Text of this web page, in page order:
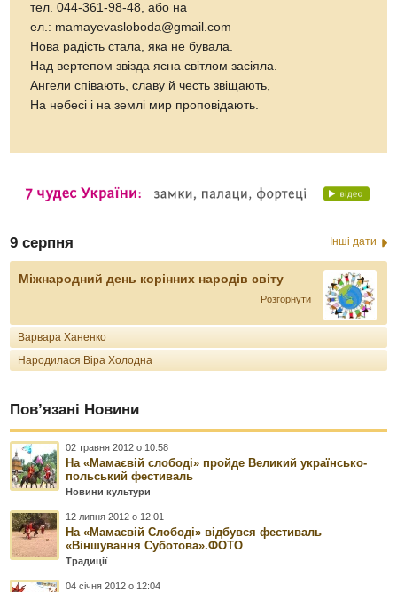
тел. 044-361-98-48, або на
ел.: mamayevasloboda@gmail.com
Нова радість стала, яка не бувала.
Над вертепом звізда ясна світлом засіяла.
Ангели співають, славу й честь звіщають,
На небесі і на землі мир проповідають.
9 серпня Інші дати
Міжнародний день корінних народів світу
Розгорнути
Варвара Ханенко
Народилася Віра Холодна
Пов’язані Новини
02 травня 2012 о 10:58
На «Мамаєвій слободі» пройде Великий українсько-
польський фестиваль
Новини культури
12 липня 2012 о 12:01
На «Мамаєвій Слободі» відбувся фестиваль
«Віншування Суботова».ФОТО
Традиції
04 січня 2012 о 12:04